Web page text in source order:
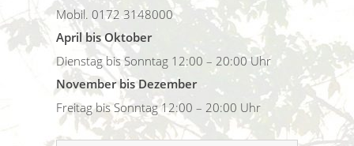
Mobil. 0172 3148000
April bis Oktober
Dienstag bis Sonntag 12:00 – 20:00 Uhr
November bis Dezember
Freitag bis Sonntag 12:00 – 20:00 Uhr